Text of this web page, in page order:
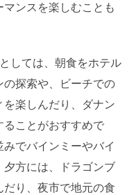
ンスを楽しむことも
しては、朝食をホテル
探索や、ビーチでの
楽しんだり、ダナン
ことがおすすめで
でバインミーやバイ
夕方には、ドラゴンブ
だり、夜市で地元の食